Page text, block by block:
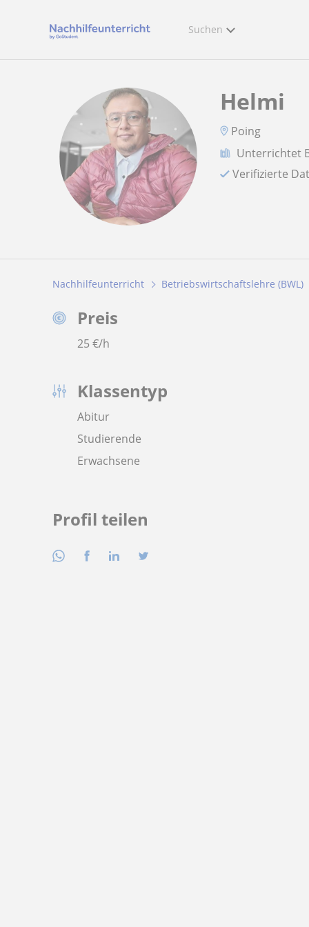
Suchen
Helmi
Poing
Unterrichtet
Verifizierte
Nachhilfeunterricht Betriebswirtschaftslehre (BWL)
Preis
25€/h
Klassentyp
Abitur
Studierende
Erwachsene
Profil teilen